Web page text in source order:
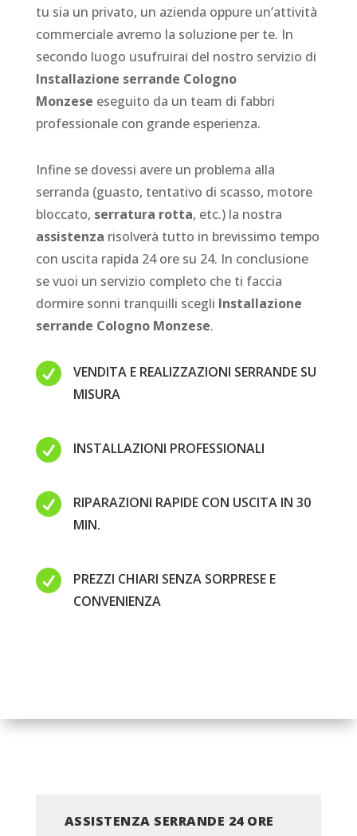
tu sia un privato, un azienda oppure un’attività
commerciale avremo la soluzione per te. In
secondo luogo usufruirai del nostro servizio di
Installazione serrande Cologno
Monzese eseguito da un team di fabbri
professionale con grande esperienza.
Infine se dovessi avere un problema alla
serranda (guasto, tentativo di scasso, motore
bloccato, serratura rotta, etc.) la nostra
assistenza risolverà tutto in brevissimo tempo
con uscita rapida 24 ore su 24. In conclusione
se vuoi un servizio completo che ti faccia
dormire sonni tranquilli scegli Installazione
serrande Cologno Monzese.

VENDITA E REALIZZAZIONI SERRANDE SU
MISURA
 INSTALLAZIONI PROFESSIONALI

RIPARAZIONI RAPIDE CON USCITA IN 30
MIN.

PREZZI CHIARI SENZA SORPRESE E
CONVENIENZA
ASSISTENZA SERRANDE 24 ORE